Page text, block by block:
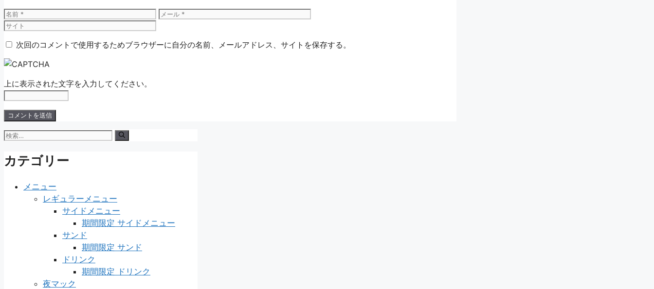
名
前
メ
次回のコメントで使用するためブラウザーに自分の名前、メールアドレス、サイトを保存する。
上に表示された文字を入力してください。
検
カテゴリー
メニュー
レギュラーメニュー
サイドメニュー
期間限定 サイドメニュー
サンド
期間限定 サンド
ドリンク
期間限定 ドリンク
夜マック